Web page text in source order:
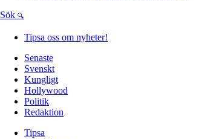
Sök
Tipsa oss om nyheter!
Senaste
Svenskt
Kungligt
Hollywood
Politik
Redaktion
Tipsa